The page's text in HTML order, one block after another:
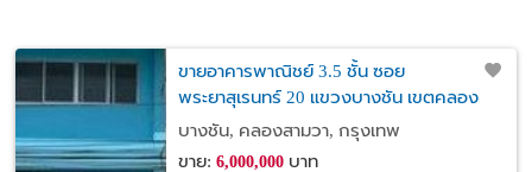
ขายอาคารพาณิชย์ 3.5 ชั้น ซอย
พระยาสุเรนทร์ 20 แขวงบางชัน เขตคลอง
สามวา กรุงเทพฯ
บางชัน, คลองสามวา, กรุงเทพ
ขาย: 6,000,000บาท